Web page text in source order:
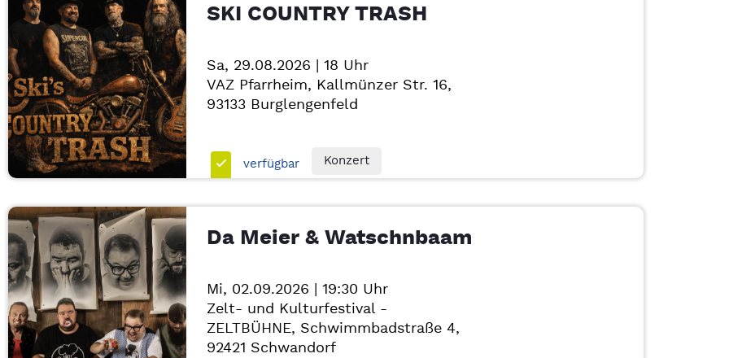
SKI COUNTRY TRASH
Sa, 29.08.2026 | 18 Uhr
VAZ Pfarrheim, Kallmünzer Str. 16,
93133 Burglengenfeld
verfügbar Konzert
Da Meier & Watschnbaam
Mi, 02.09.2026 | 19:30 Uhr
Zelt- und Kulturfestival -
ZELTBÜHNE, Schwimmbadstraße 4,
92421 Schwandorf